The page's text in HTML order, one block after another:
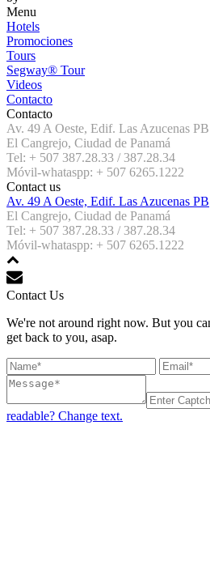
Menu
Hotels
Promociones
Tours
Segway® Tour
Videos
Contacto
Contacto
Av. 49 A Oeste, Edif. Las Azucenas PB
El Cangrejo, Ciudad de Panamá
Tel: + 507 387.28.33 / 387.28.34
Móvil-whataspp: + 507 6265.1222
Contact us
Av. 49 A Oeste, Edif. Las Azucenas PB
El Cangrejo, Ciudad de Panamá
Tel: + 507 387.28.33 / 387.28.34
Móvil-whataspp: + 507 6265.1222
Contact Us
We're not around right now. But you
get back to you, asap.
readable? Change text.